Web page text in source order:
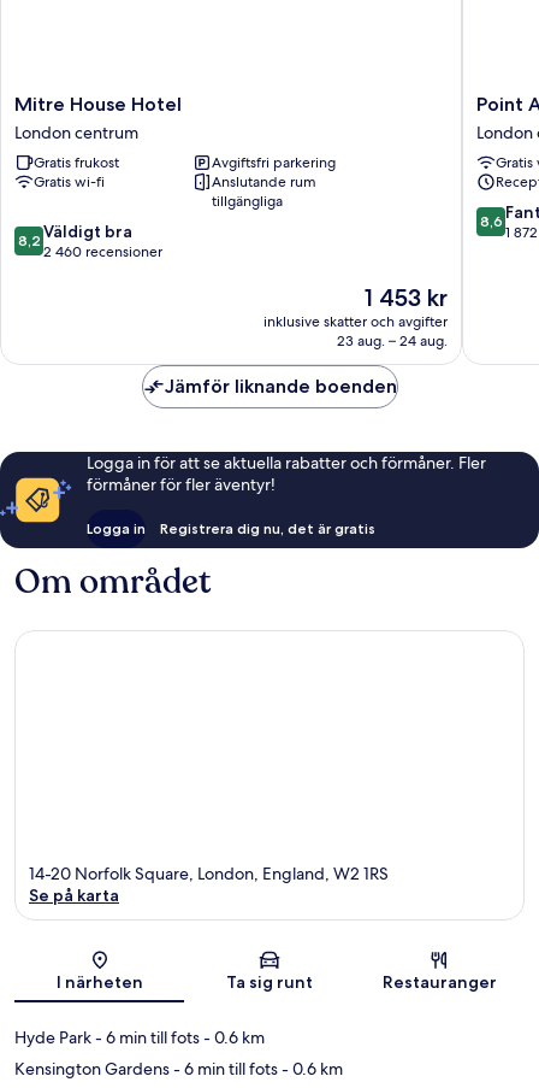
Mitre
House
Hotel
London
centrum
Mitre House Hotel
London centrum
Gratis frukost
Avgiftsfri parkering
Gratis wi-fi
Anslutande rum
tillgängliga
8.2
av
8,2 Väldigt bra
2 460 recensioner
Priset
1 453 kr
1 453 kr
inklusive skatter och avgifter
23 aug. – 24 aug.
Point
A
London
London
centrum
Point
London
8.6
av
8,6
1
Jämför liknande boenden
Logga in för att se aktuella rabatter och förmåner. Fler
förmåner för fler äventyr!
Logga in Registrera dig nu, det är gratis
Om området
Karta
14-20 Norfolk Square, London, England, W2 1RS
Se på karta
I närheten Ta sig runt Restauranger
Hyde Park- 6 min till fots- 0.6 km
Kensington Gardens- 6 min till fots- 0.6 km